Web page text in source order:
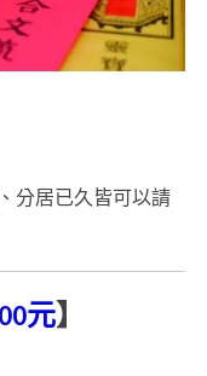
分居已久皆可以請
元】